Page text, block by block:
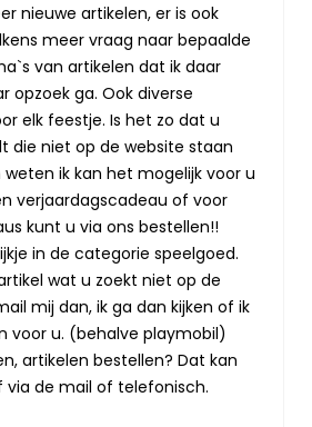
nieuwe artikelen, er is ook
meer vraag naar bepaalde
van artikelen dat ik daar
opzoek ga. Ook diverse
elk feestje. Is het zo dat u
die niet op de website staan
ik kan het mogelijk voor u
verjaardagscadeau of voor
kunt u via ons bestellen!!
in de categorie speelgoed.
wat u zoekt niet op de
mij dan, ik ga dan kijken of ik
voor u. (behalve playmobil)
artikelen bestellen? Dat kan
via de mail of telefonisch.